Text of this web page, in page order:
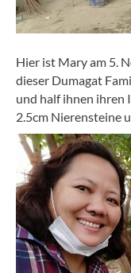
Hier ist Mary am 5.
dieser Dumagat
und half ihnen ihren
2.5cm Nierensteine